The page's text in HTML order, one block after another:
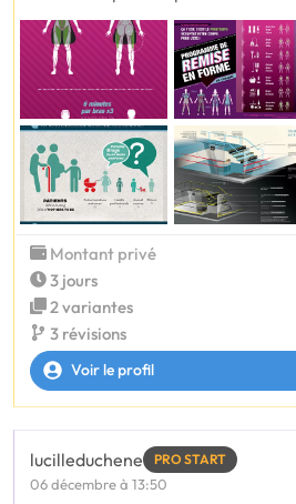
Montant privé
3 jours
2 variantes
3 révisions
Voir le profil
lucilleduchene PRO START
06 décembre à 13:50